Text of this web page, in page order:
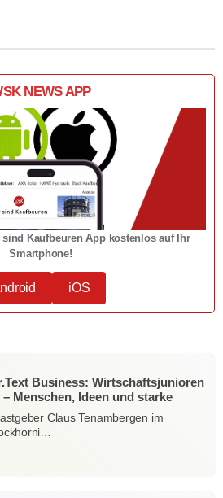
NEWS APP
Kaufbeuren App kostenlos auf Ihr
Smartphone!
iOS
Business: Wirtschaftsjunioren
Menschen, Ideen und starke
Claus Tenambergen im